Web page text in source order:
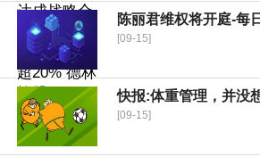
陈丽君维权将开庭-每
[09-15]
快报:体重管理，并没
[09-15]